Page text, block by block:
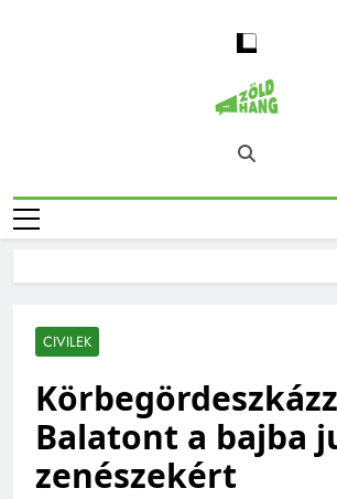
Zöld
Zöld Hang –
Fenntarthatóság,
CIVILEK
Balatont a bajba
zenészekért